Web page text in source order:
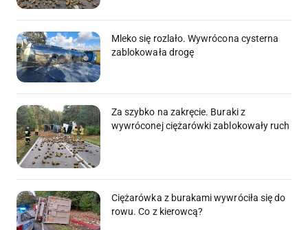
Mleko się rozlało. Wywrócona cysterna
zablokowała drogę
Za szybko na zakręcie. Buraki z
wywróconej ciężarówki zablokowały ruch
Ciężarówka z burakami wywróciła się do
rowu. Co z kierowcą?